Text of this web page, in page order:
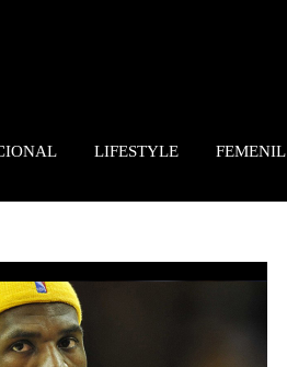
LIFESTYLE FEMENIL